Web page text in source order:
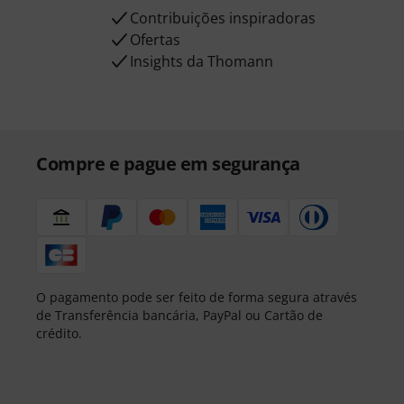
Contribuições inspiradoras
Ofertas
Insights da Thomann
Compre e pague em segurança
O pagamento pode ser feito de forma segura através
de Transferência bancária, PayPal ou Cartão de
crédito.